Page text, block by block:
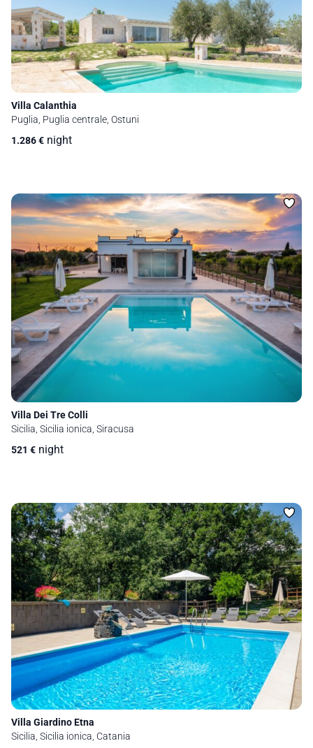
Villa Calanthia
Puglia, Puglia centrale, Ostuni
1.286€ night
Villa Dei Tre Colli
Sicilia, Sicilia ionica, Siracusa
521 € night
Villa Giardino Etna
Sicilia, Sicilia ionica, Catania